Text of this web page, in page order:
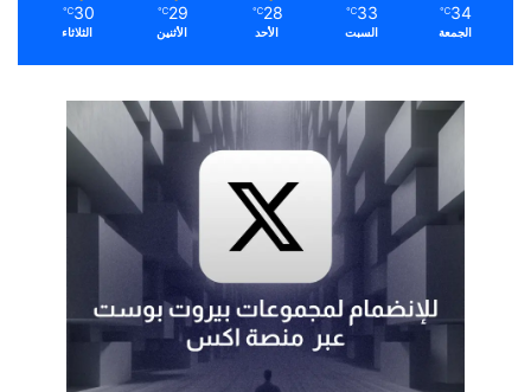
34
℃
الجمعة
33
℃
السبت
28
℃
الأحد
29
℃
الأثنين
30
℃
الثلاثاء